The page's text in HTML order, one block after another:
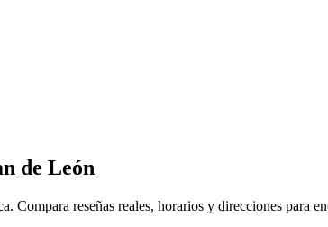
de León
reseñas reales, horarios y direcciones para